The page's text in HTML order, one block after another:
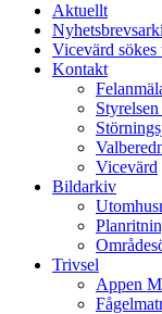
Aktuellt
Vicevärd
Kontakt
Vicevärd
Bildarkiv
Trivsel
Appen